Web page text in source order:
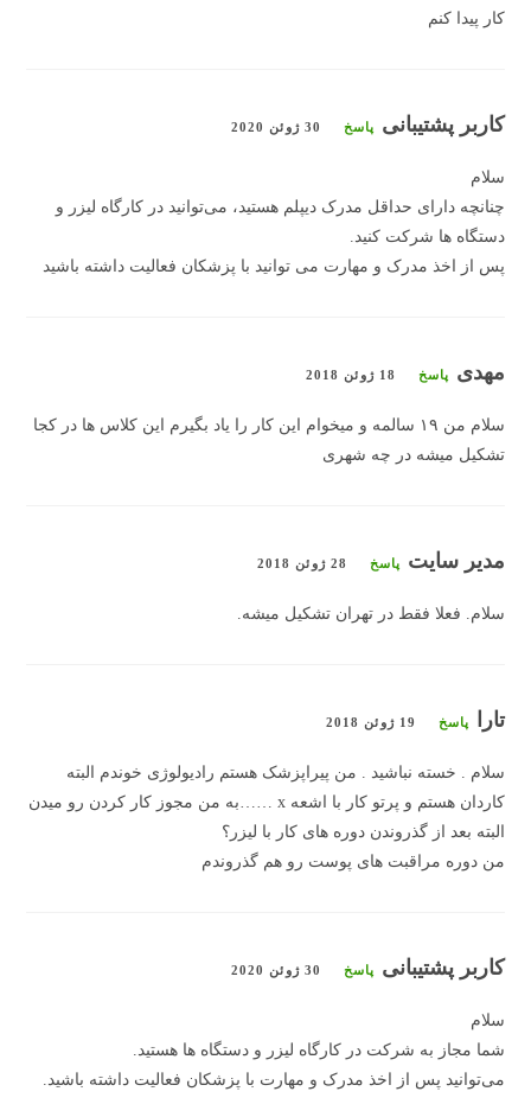
کار پیدا کنم
کاربر پشتیبانی پاسخ 30 ژوئن 2020
سلام
چنانچه دارای حداقل مدرک دیپلم هستید، می‌توانید در کارگاه لیزر و
دستگاه ها شرکت کنید.
پس از اخذ مدرک و مهارت می توانید با پزشکان فعالیت داشته باشید
مهدی پاسخ 18 ژوئن 2018
سلام من ۱۹ سالمه و میخوام این کار را یاد بگیرم این کلاس ها در کجا
تشکیل میشه در چه شهری
مدیر سایت پاسخ 28 ژوئن 2018
سلام. فعلا فقط در تهران تشکیل میشه.
تارا پاسخ 19 ژوئن 2018
سلام . خسته نباشید . من پیراپزشک هستم رادیولوژی خوندم البته
کاردان هستم و پرتو کار با اشعه x ……به من مجوز کار کردن رو میدن
البته بعد از گذروندن دوره های کار با لیزر؟
من دوره مراقبت های پوست رو هم گذروندم
کاربر پشتیبانی پاسخ 30 ژوئن 2020
سلام
شما مجاز به شرکت در کارگاه لیزر و دستگاه ها هستید.
می‌توانید پس از اخذ مدرک و مهارت با پزشکان فعالیت داشته باشید.